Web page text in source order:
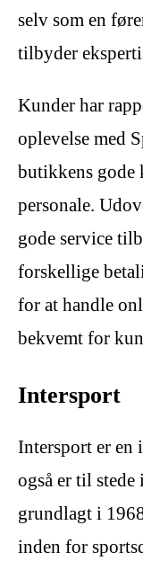
selv som en
tilbyder
Kunder har
oplevelse med
butikkens gode
personale.
gode service
forskellige
for at handle
bekvemt for
Intersport
Intersport er en
også er til
grundlagt i
inden for